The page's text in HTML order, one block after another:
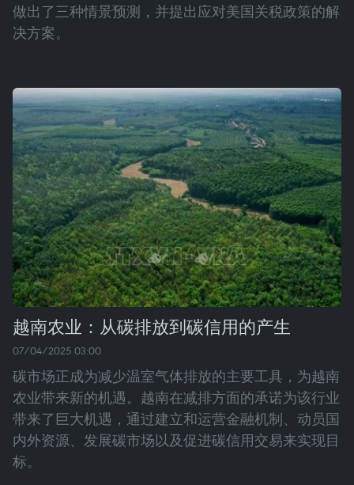
做出了三种情景预测，并提出应对美国关税政策的解
决方案。
越南农业：从碳排放到碳信用的产生
07/04/2025 03:00
碳市场正成为减少温室气体排放的主要工具，为越南
农业带来新的机遇。越南在减排方面的承诺为该行业
带来了巨大机遇，通过建立和运营金融机制、动员国
内外资源、发展碳市场以及促进碳信用交易来实现目
标。